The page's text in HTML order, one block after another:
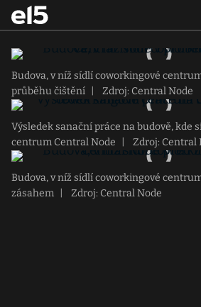
Budova, v níž sídlí coworkingové
průběhu čištění
Zdroj: Central Node
Výsledek sanační práce na budově, kde
centrum Central Node
Zdroj: Central
Budova, v níž sídlí coworkingové
zásahem
Zdroj: Central Node